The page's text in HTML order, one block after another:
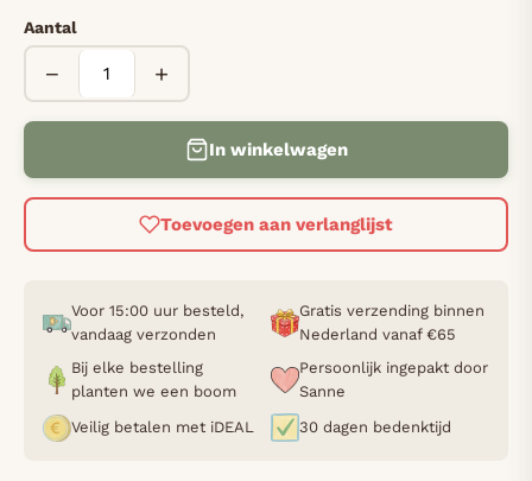
Aantal
− +
In winkelwagen
Toevoegen aan verlanglijst
Voor 15:00 uur besteld,
vandaag verzonden
Gratis verzending binnen
Nederland vanaf €65
Bij elke bestelling
planten we een boom
Persoonlijk ingepakt door
Sanne
Veilig betalen met iDEAL
30 dagen bedenktijd